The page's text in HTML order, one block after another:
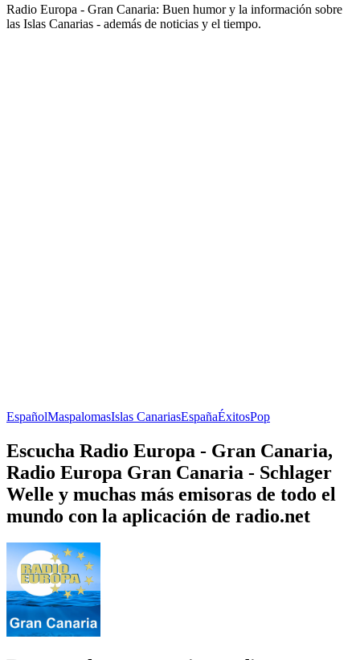
Radio Europa - Gran Canaria: Buen humor y la información sobre
las Islas Canarias - además de noticias y el tiempo.
EspañolMaspalomasIslas CanariasEspañaÉxitosPop
Escucha Radio Europa - Gran Canaria,
Radio Europa Gran Canaria - Schlager
Welle y muchas más emisoras de todo el
mundo con la aplicación de radio.net